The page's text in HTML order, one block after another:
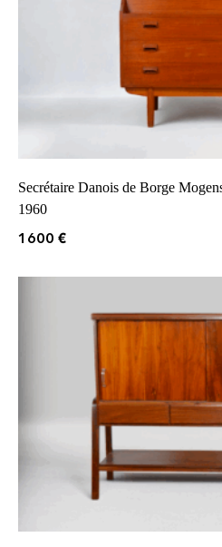
Secrétaire Danois de Borge
1960
1600 €